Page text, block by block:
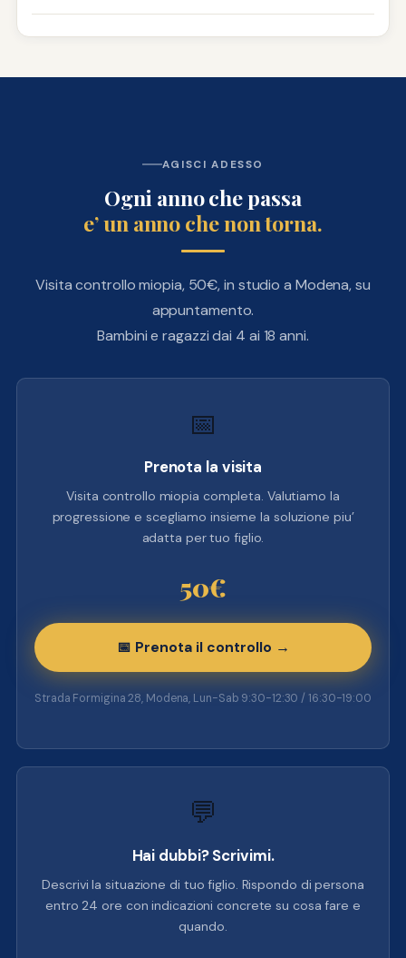
di progressione e’ permanente. Per questo e’
AGISCI ADESSO
Ogni anno che passa
e’ un anno che non torna.
Visita controllo miopia, 50€, in studio a Modena, su
appuntamento.
Bambini e ragazzi dai 4 ai 18 anni.
📅
Prenota la visita
Visita controllo miopia completa. Valutiamo la
progressione e scegliamo insieme la soluzione piu’
adatta per tuo figlio.
50€
📅 Prenota il controllo →
Strada Formigina 28, Modena, Lun-Sab 9:30-12:30 / 16:30-19:00
💬
Hai dubbi? Scrivimi.
Descrivi la situazione di tuo figlio. Rispondo di persona
entro 24 ore con indicazioni concrete su cosa fare e
quando.